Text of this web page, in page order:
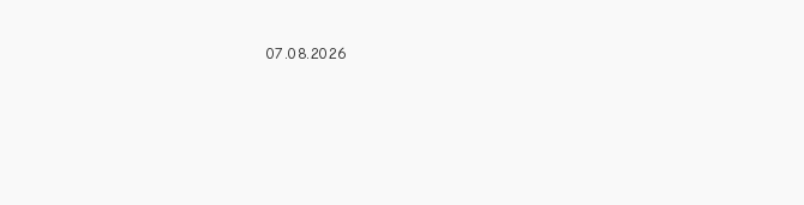
07.08.2026